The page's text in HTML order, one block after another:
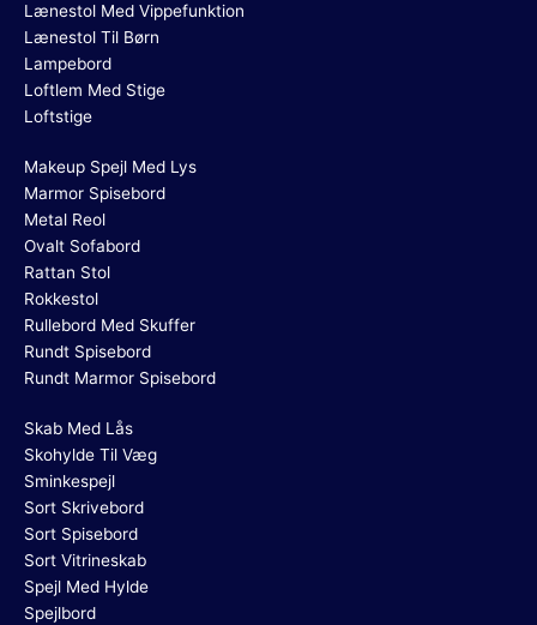
Lænestol Med Vippefunktion
Lænestol Til Børn
Lampebord
Loftlem Med Stige
Loftstige
Makeup Spejl Med Lys
Marmor Spisebord
Metal Reol
Ovalt Sofabord
Rattan Stol
Rokkestol
Rullebord Med Skuffer
Rundt Spisebord
Rundt Marmor Spisebord
Skab Med Lås
Skohylde Til Væg
Sminkespejl
Sort Skrivebord
Sort Spisebord
Sort Vitrineskab
Spejl Med Hylde
Spejlbord